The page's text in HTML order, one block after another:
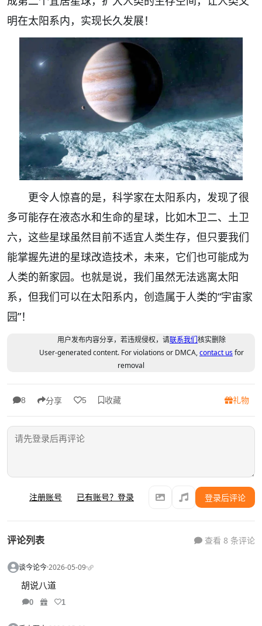
明在太阳系内，实现长久发展！
更令人惊喜的是，科学家在太阳系内，发现了很
多可能存在液态水和生命的星球，比如木卫二、土卫
六，这些星球虽然目前不适宜人类生存，但只要我们
能掌握先进的星球改造技术，未来，它们也可能成为
人类的新家园。也就是说，我们虽然无法逃离太阳
系，但我们可以在太阳系内，创造属于人类的“宇宙家
园”！
用户发布内容分享，若违规侵权，请联系我们核实删除
User-generated content. For violations or DMCA,contact usfor
removal
8 分享 5 收藏 礼物
注册账号 已有账号？登录 登录后评论
评论列表 查看 8 条评论
谈今论今·2026-05-09·
胡说八道
0 1